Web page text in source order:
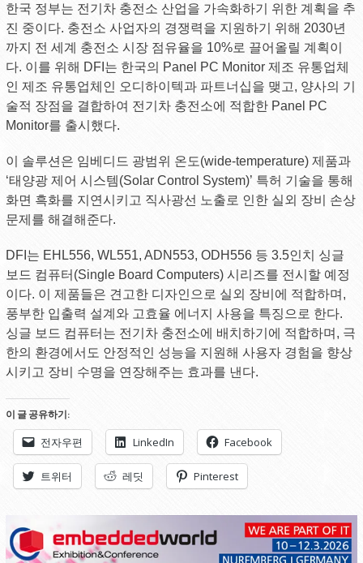
한국 정부는 전기차 충전소 산업을 가속화하기 위한 계획을 추
진 중이다. 충전소 사업자의 경쟁력을 지원하기 위해 2030년
까지 전 세계 충전소 시장 점유율을 10%로 끌어올릴 계획이
다. 이를 위해 DFI는 한국의 Panel PC Monitor 제조 유통업체
인 제조 유통업체인 오디하이텍과 파트너십을 맺고, 양사의 기
술적 장점을 결합하여 전기차 충전소에 적합한 Panel PC
Monitor를 출시했다.
이 솔루션은 임베디드 광범위 온도(wide-temperature) 제품과
‘태양광 제어 시스템(Solar Control System)’ 특허 기술을 통해
화면 흑화를 지연시키고 직사광선 노출로 인한 실외 장비 손상
문제를 해결해준다.
DFI는 EHL556, WL551, ADN553, ODH556 등 3.5인치 싱글
보드 컴퓨터(Single Board Computers) 시리즈를 전시할 예정
이다. 이 제품들은 견고한 디자인으로 실외 장비에 적합하며,
풍부한 입출력 설계와 고효율 에너지 사용을 특징으로 한다.
싱글 보드 컴퓨터는 전기차 충전소에 배치하기에 적합하며, 극
한의 환경에서도 안정적인 성능을 지원해 사용자 경험을 향상
시키고 장비 수명을 연장해주는 효과를 낸다.
이 글 공유하기:
전자우편 LinkedIn Facebook
트위터 레딧 Pinterest